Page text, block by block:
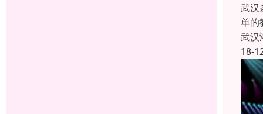
武汉
单的
武汉
18-